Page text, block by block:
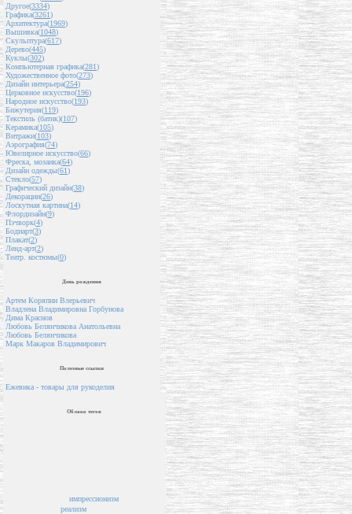
Другое(3334)
Графика(3261)
Архитектура(1969)
Вышивка(1048)
Скульптура(617)
Дерево(445)
Куклы(302)
Компьютерная графика(281)
Художественное фото(273)
Дизайн интерьера(254)
Церковное искусство(196)
Народное искусство(193)
Бижутерия(119)
Текстиль (батик)(107)
Керамика(105)
Витражи(103)
Аэрография(74)
Ювелирное искусство(66)
Фреска, мозаика(64)
Дизайн одежды(61)
Стекло(57)
Графический дизайн(38)
Декорации(26)
Лоскутная картина(14)
Флордизайн(9)
Пэчворк(4)
Бодиарт(3)
Плакат(2)
Ленд-арт(2)
Театр. костюмы(0)
День рождения
Артем Коряпин Влерьевич
Владлена Владимировна Горбунова
Дима Краснов
Любовь Белянчикова Анатольевна
Любовь Белянчикова
Марк Макаров Владимирович
Полезные ссылки
Ежевика - товары для рукоделия
Облако тегов
реализм
импрессионизм